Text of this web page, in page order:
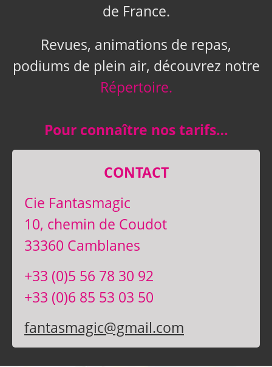
de France.
Revues, animations de repas,
podiums de plein air, découvrez notre
Répertoire.
Pour connaître nos tarifs…
CONTACT
Cie Fantasmagic
10, chemin de Coudot
33360 Camblanes
+33 (0)5 56 78 30 92
+33 (0)6 85 53 03 50
fantasmagic@gmail.com